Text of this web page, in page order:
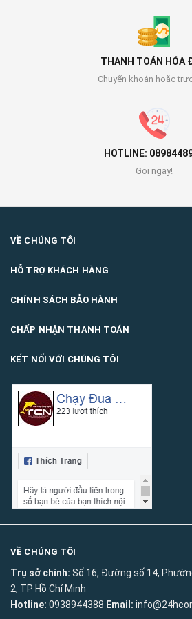
THANH TOÁN HÓA
Chuyển khoản hoặc
HOTLINE:
Gọi ngay!
VỀ CHÚNG TÔI
HỖ TRỢ KHÁCH HÀNG
CHÍNH SÁCH BẢO HÀNH
CHẤP NHẬN THANH TOÁN
KẾT NỐI VỚI CHÚNG TÔI
VỀ CHÚNG TÔI
Trụ sở chính: Số 16, Đường số 14,
2, TP Hồ Chí Minh
Hotline: 0938944388 Email: